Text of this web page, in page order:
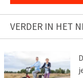
VERDER IN HET